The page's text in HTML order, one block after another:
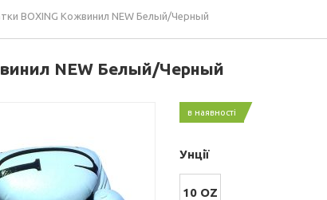
BOXING Кожвинил NEW Белый/Черный
NEW Белый/Черный
в наявності
Унції
10 OZ